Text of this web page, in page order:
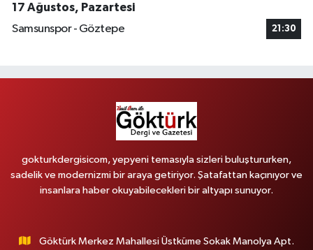
17 Ağustos, Pazartesi
Samsunspor - Göztepe
21:30
gokturkdergisicom, yepyeni temasıyla sizleri buluştururken,
sadelik ve modernizmi bir araya getiriyor. Şatafattan kaçınıyor ve
insanlara haber okuyabilecekleri bir altyapı sunuyor.
Göktürk Merkez Mahallesi Üstküme Sokak Manolya Apt.